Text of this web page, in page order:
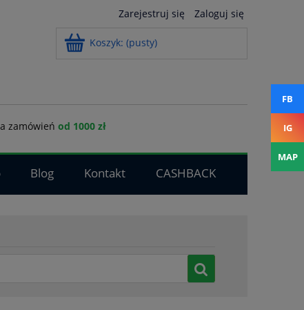
Zarejestruj się Zaloguj się
Koszyk: (pusty)
zamówień od 1000 zł
Blog Kontakt
CASHBACK
FB
IG
MAP